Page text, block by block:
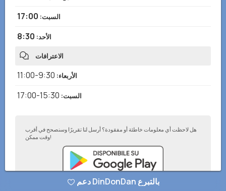
السبت:
17:00
الأحد:
8:30
الاعترافات
الأربعاء:
9:30-11:00
السبت:
15:30-17:00
هل لاحظت أي معلومات خاطئة أو مفقودة؟ أرسل لنا تقريرًا وسنصحح في أقرب
وقت ممكن!
دعم DinDonDan بالتبرع